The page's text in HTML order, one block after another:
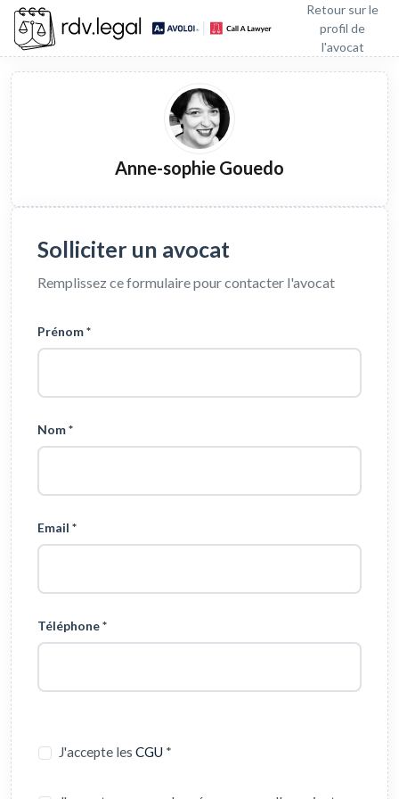
Retour sur le
profil de
l'avocat
Solliciter un avocat
Remplissez ce formulaire pour contacter l'avocat
Prénom *
Nom *
Email *
Téléphone *
J'accepte les CGU *
Anne-sophie Gouedo